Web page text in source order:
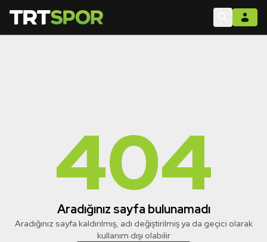
404
Aradığınız sayfa bulunamadı
Aradığınız sayfa kaldırılmış, adı değiştirilmiş ya da geçici olarak
kullanım dışı olabilir